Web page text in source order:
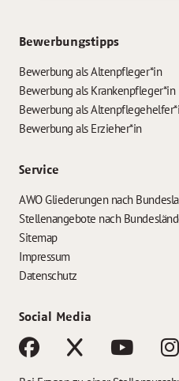
Bewerbungstipps
Bewerbung als Altenpfleger*in
Bewerbung als Krankenpfleger*in
Bewerbung als
Bewerbung als Erzieher*in
Service
AWO Gliederungen nach
Stellenangebote nach
Sitemap
Impressum
Datenschutz
Social Media